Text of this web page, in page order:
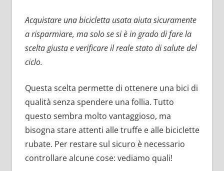
Acquistare una bicicletta usata aiuta sicuramente
a risparmiare, ma solo se si è in grado di fare la
scelta giusta e verificare il reale stato di salute del
ciclo.
Questa scelta permette di ottenere una bici di
qualità senza spendere una follia. Tutto
questo sembra molto vantaggioso, ma
bisogna stare attenti alle truffe e alle biciclette
rubate. Per restare sul sicuro è necessario
controllare alcune cose: vediamo quali!